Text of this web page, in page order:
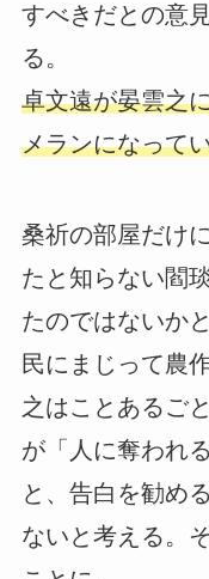
すべきだとの意
る。
卓文遠が晏雲之
メランになって
桑祈の部屋だけ
たと知らない閻
たのではないか
民にまじって農
之はことあるご
が「人に奪われ
と、告白を勧め
ないと考える。